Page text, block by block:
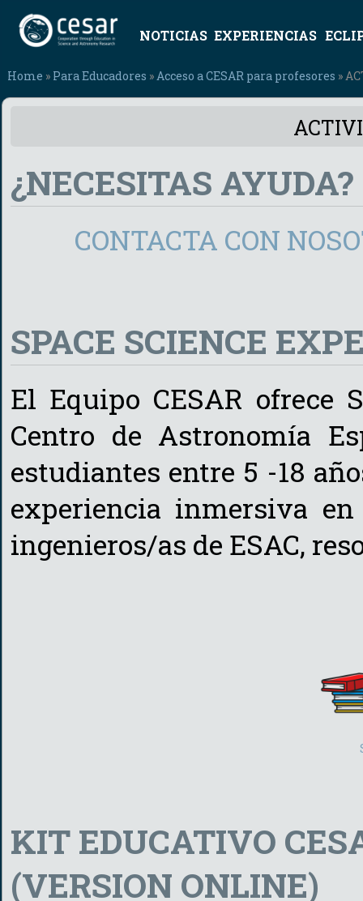
NOTICIAS EXPERIENCIAS
Home » Para Educadores »Acceso a CESAR para profesores »
¿NECESITAS AYUDA?
CONTACTA CON
SPACE SCIENCE
El Equipo CESAR ofrece
Centro de Astronomía
estudiantes entre 5 -18
experiencia inmersiva
ingenieros/as de ESAC,
KIT EDUCATIVO
(VERSION ONLINE)